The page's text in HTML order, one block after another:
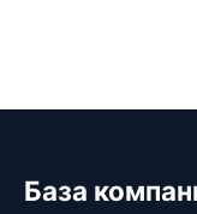
База